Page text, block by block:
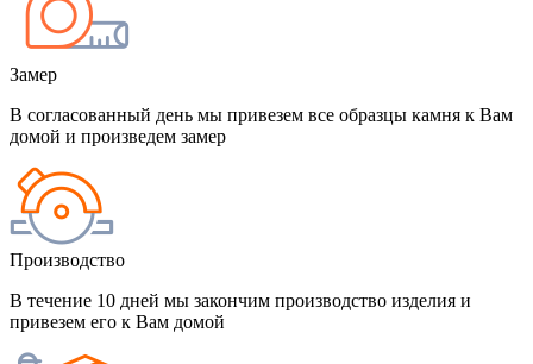
Замер
В согласованный день мы привезем все образцы камня к Вам
домой и произведем замер
Производство
В течение 10 дней мы закончим производство изделия и
привезем его к Вам домой